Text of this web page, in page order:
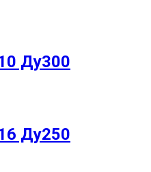
Ду300
Ду250